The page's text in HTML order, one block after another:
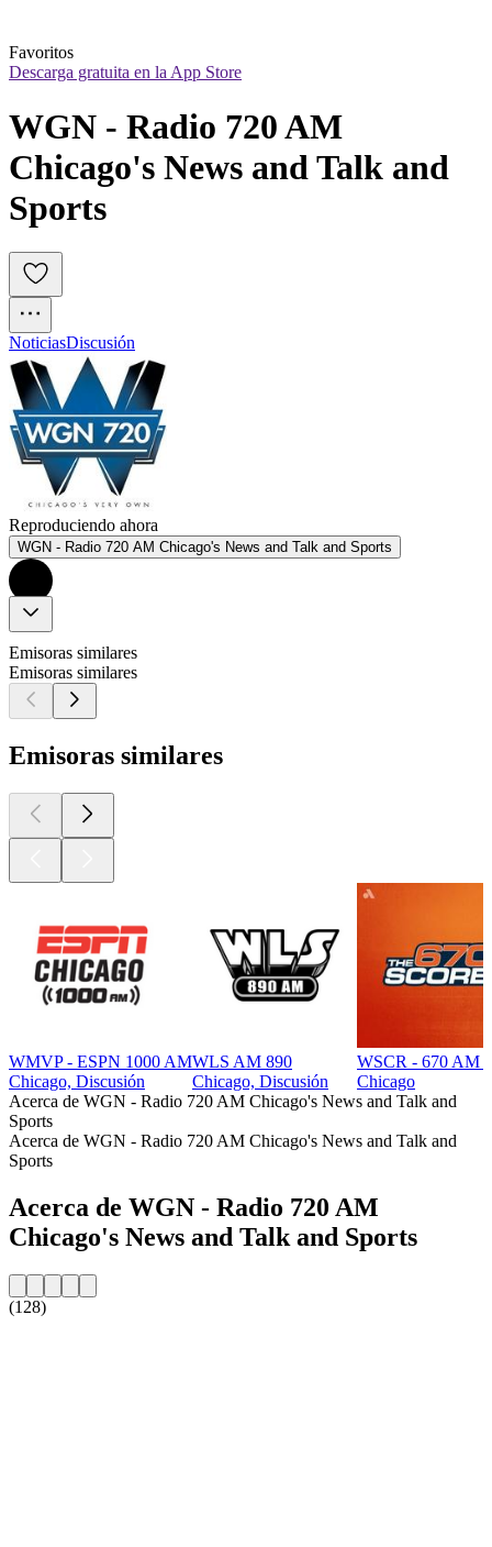
Favoritos
Descarga gratuita en la App Store
WGN - Radio 720 AM
Chicago's News and Talk and
Sports
NoticiasDiscusión
Reproduciendo ahora
WGN - Radio 720 AM Chicago's News and Talk and Sports
Emisoras similares
Emisoras similares
Emisoras similares
WMVP - ESPN 1000 AM
Chicago, Discusión
WLS AM 890
Chicago, Discusión
WSCR - 670 AM
Chicago
Acerca de WGN - Radio 720 AM Chicago's News and Talk and
Sports
Acerca de WGN - Radio 720 AM Chicago's News and Talk and
Sports
Acerca de WGN - Radio 720 AM
Chicago's News and Talk and Sports
(128)